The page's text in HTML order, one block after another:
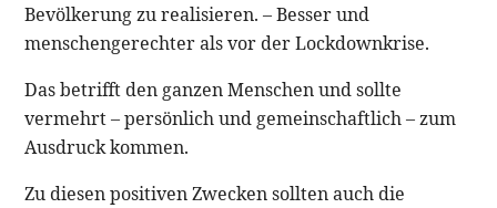
Bevölkerung zu realisieren. – Besser und
menschengerechter als vor der Lockdownkrise.
Das betrifft den ganzen Menschen und sollte
vermehrt – persönlich und gemeinschaftlich – zum
Ausdruck kommen.
Zu diesen positiven Zwecken sollten auch die